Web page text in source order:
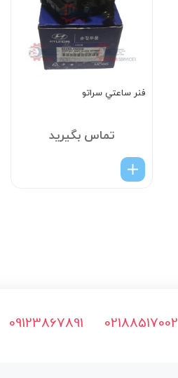
فنر ساعتي سراتو
تماس بگیرید
09123867891 02188517002